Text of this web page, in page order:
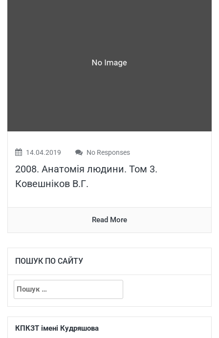
14.04.2019 No Responses
2008. Анатомія людини. Том 3.
Ковешніков В.Г.
Read More
ПОШУК ПО САЙТУ
КПКЗТ імені Кудряшова